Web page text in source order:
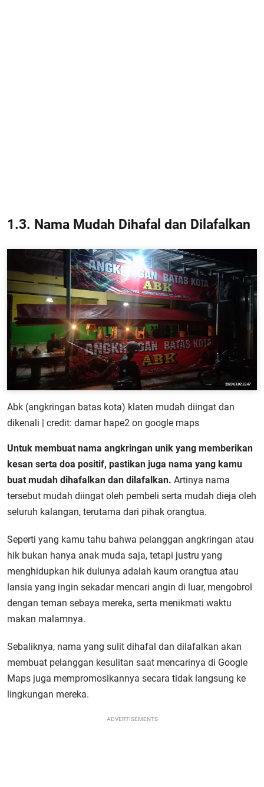
1.3. Nama Mudah Dihafal dan Dilafalkan
Abk (angkringan batas kota) klaten mudah diingat dan
dikenali | credit: damar hape2 on google maps
Untuk membuat nama angkringan unik yang memberikan
kesan serta doa positif, pastikan juga nama yang kamu
buat mudah dihafalkan dan dilafalkan. Artinya nama
tersebut mudah diingat oleh pembeli serta mudah dieja oleh
seluruh kalangan, terutama dari pihak orangtua.
Seperti yang kamu tahu bahwa pelanggan angkringan atau
hik bukan hanya anak muda saja, tetapi justru yang
menghidupkan hik dulunya adalah kaum orangtua atau
lansia yang ingin sekadar mencari angin di luar, mengobrol
dengan teman sebaya mereka, serta menikmati waktu
makan malamnya.
Sebaliknya, nama yang sulit dihafal dan dilafalkan akan
membuat pelanggan kesulitan saat mencarinya di Google
Maps juga mempromosikannya secara tidak langsung ke
lingkungan mereka.
ADVERTISEMENTS